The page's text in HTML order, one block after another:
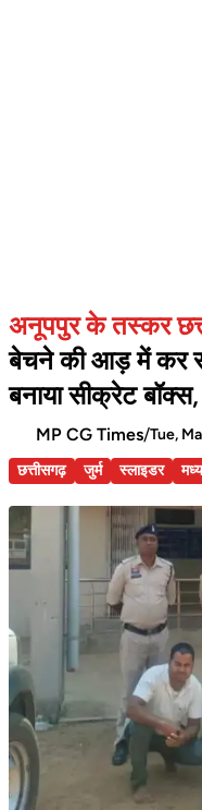
अनूपपुर के तस्कर
बेचने की आड़ में कर
बनाया सीक्रेट
MP CG Times/Tue,
छत्तीसगढ़
जुर्म स्लाइडर